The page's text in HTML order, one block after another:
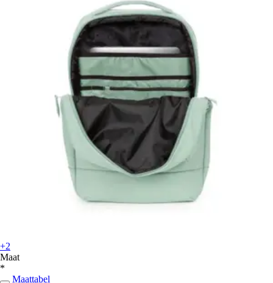
+2
Maat
*
Maattabel